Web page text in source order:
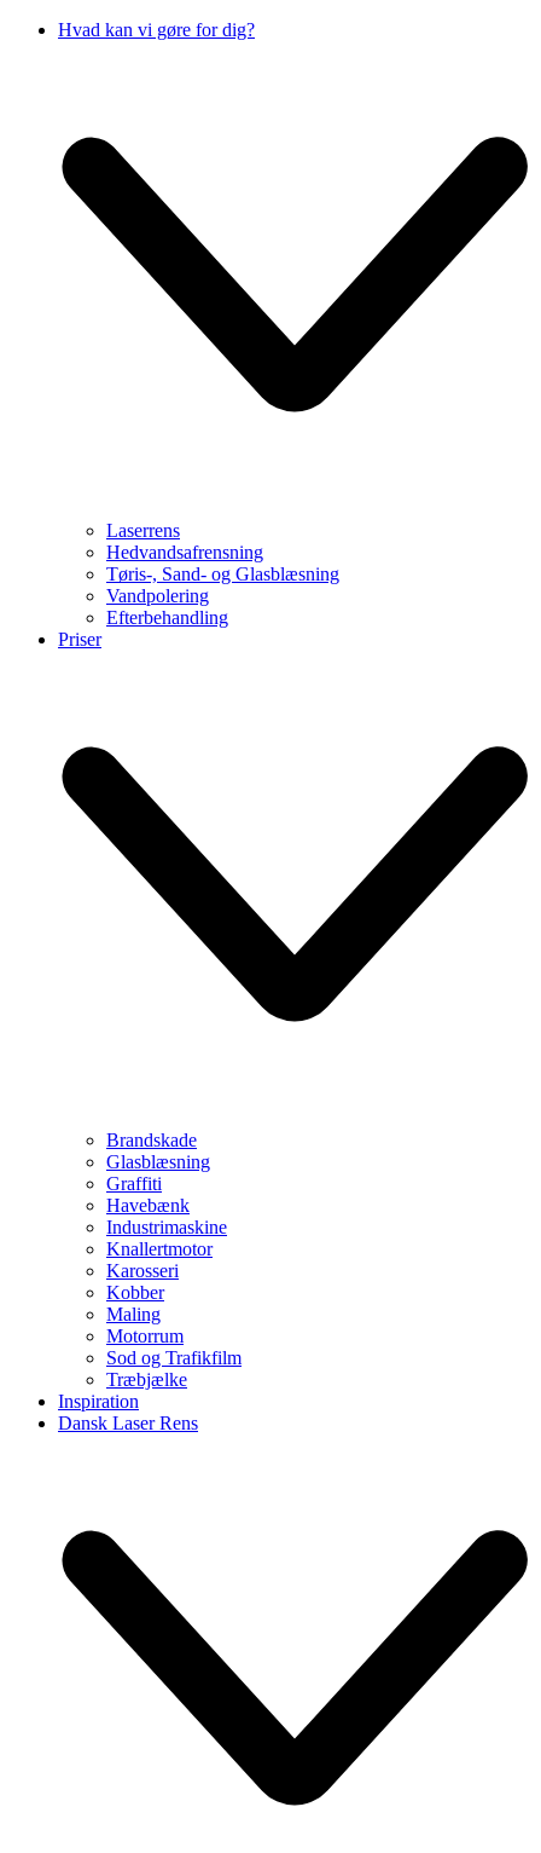
Hvad kan vi gøre for dig?
Laserrens
Hedvandsafrensning
Tøris-, Sand- og Glasblæsning
Vandpolering
Efterbehandling
Priser
Brandskade
Glasblæsning
Graffiti
Havebænk
Industrimaskine
Knallertmotor
Karosseri
Kobber
Maling
Motorrum
Sod og Trafikfilm
Træbjælke
Inspiration
Dansk Laser Rens